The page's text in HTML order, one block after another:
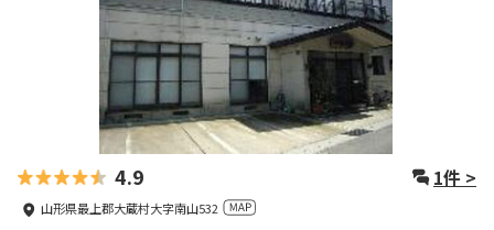
4.9 1件 >
山形県最上郡大蔵村大字南山532